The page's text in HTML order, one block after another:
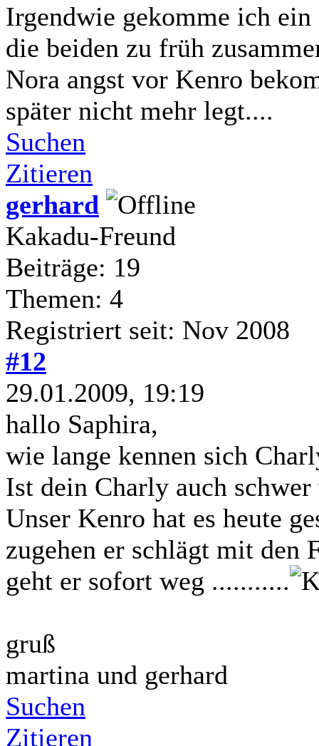
Irgendwie gekomme ich ein
die beiden zu früh
Nora angst vor Kenro
später nicht mehr legt....
Suchen
Zitieren
gerhard
Kakadu-Freund
Beiträge: 19
Themen: 4
Registriert seit: Nov 2008
#12
29.01.2009, 19:19
hallo Saphira,
wie lange kennen sich
Ist dein Charly auch
Unser Kenro hat es heute
zugehen er schlägt mit den
geht er sofort weg ...........
gruß
martina und gerhard
Suchen
Zitieren